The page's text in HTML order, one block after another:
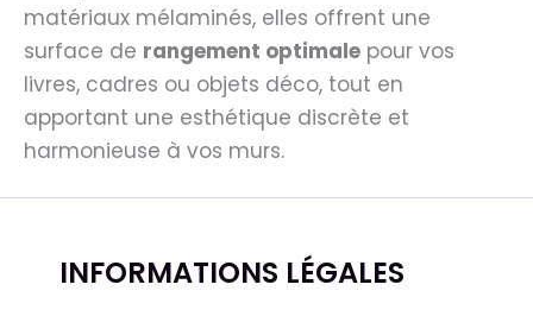
matériaux mélaminés, elles offrent une
surface de rangement optimale pour vos
livres, cadres ou objets déco, tout en
apportant une esthétique discrète et
harmonieuse à vos murs.
INFORMATIONS LÉGALES